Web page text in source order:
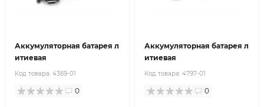
Аккумуляторная батарея л
итиевая
Код товара: 4369-01
0
Аккумуляторная батарея л
итиевая
Код товара: 4797-01
0